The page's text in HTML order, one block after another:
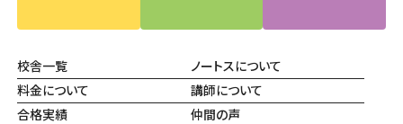
校舎一覧
ノートスについて
料金について
講師について
合格実績
仲間の声